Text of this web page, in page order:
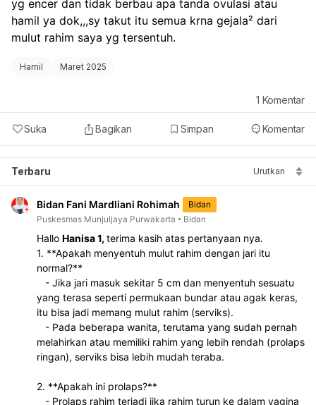
yg encer dan tidak berbau apa tanda ovulasi atau
hamil ya dok,,,sy takut itu semua krna gejala² dari
mulut rahim saya yg tersentuh.
Hamil Maret 2025
Suka Bagikan Simpan Komentar
1 Komentar
Terbaru Urutkan
Bidan Fani Mardliani Rohimah
Bidan
Puskesmas Munjuljaya Purwakarta
Bidan
Hallo Hanisa 1, terima kasih atas pertanyaan nya.
1. **Apakah menyentuh mulut rahim dengan jari itu
normal?**
yang terasa seperti permukaan bundar atau agak keras,
itu bisa jadi memang mulut rahim (serviks).
melahirkan atau memiliki rahim yang lebih rendah (prolaps
ringan), serviks bisa lebih mudah teraba.
2. **Apakah ini prolaps?**